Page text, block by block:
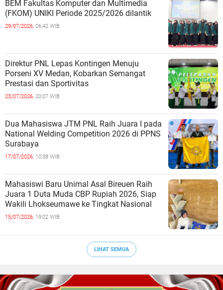
BEM Fakultas Komputer dan Multimedia
(FKOM) UNIKI Periode 2025/2026 dilantik
29/07/2026, 06:42 WIB
Direktur PNL Lepas Kontingen Menuju
Porseni XV Medan, Kobarkan Semangat
Prestasi dan Sportivitas
23/07/2026, 20:07 WIB
Dua Mahasiswa JTM PNL Raih Juara I pada
National Welding Competition 2026 di PPNS
Surabaya
17/07/2026, 10:38 WIB
Mahasiswi Baru Unimal Asal Bireuen Raih
Juara 1 Duta Muda CBP Rupiah 2026, Siap
Wakili Lhokseumawe ke Tingkat Nasional
15/07/2026, 19:02 WIB
LIHAT SEMUA